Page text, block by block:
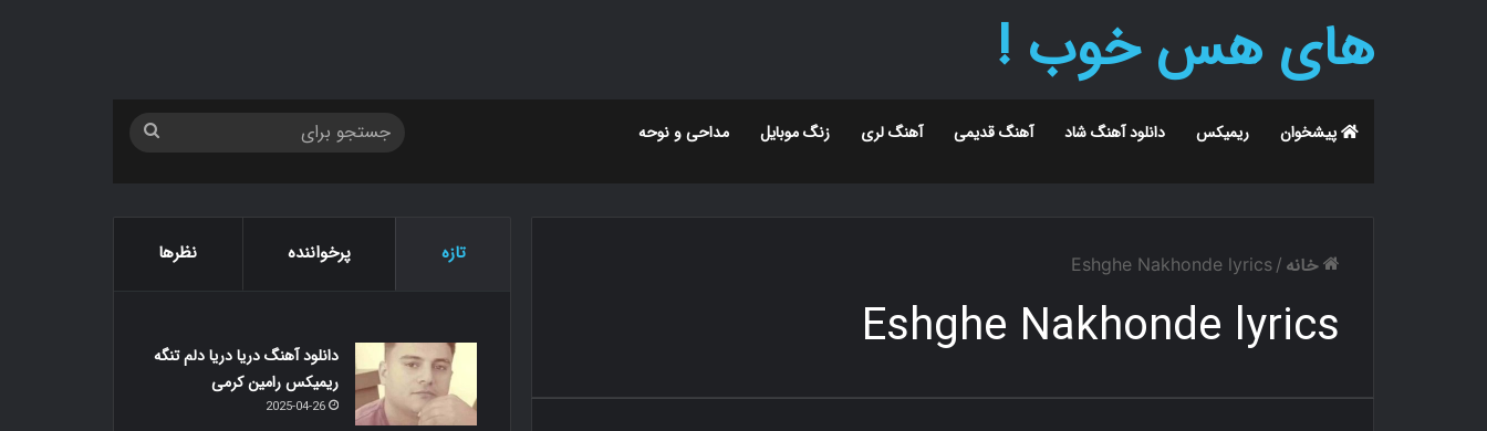
های هس خوب !
پیشخوان ریمیکس دانلود آهنگ شاد آهنگ قدیمی آهنگ لری زنگ موبایل مداحی و نوحه
خانه /
Eshghe Nakhonde lyrics
Eshghe Nakhonde lyrics
تازه پرخواننده نظرها
دانلود آهنگ دریا دریا دلم تنگه
ریمیکس رامین کرمی
2025-04-26